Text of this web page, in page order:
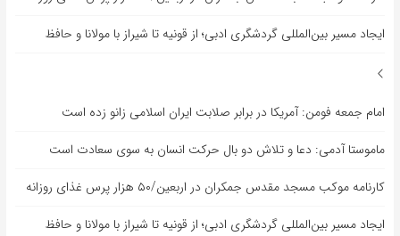
ایجاد مسیر بین‌المللی گردشگری ادبی؛ از قونیه تا شیراز با مولانا و حافظ
امام جمعه فومن: آمریکا در برابر صلابت ایران اسلامی زانو زده است
ماموستا آدمی: دعا و تلاش دو بال حرکت انسان به سوی سعادت است
کارنامه موکب مسجد مقدس جمکران در اربعین/۵۰ هزار پرس غذای روزانه
ایجاد مسیر بین‌المللی گردشگری ادبی؛ از قونیه تا شیراز با مولانا و حافظ